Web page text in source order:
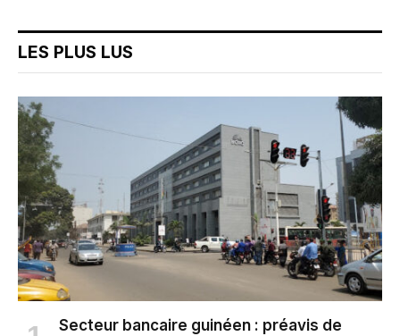
LES PLUS LUS
Secteur bancaire guinéen : préavis de